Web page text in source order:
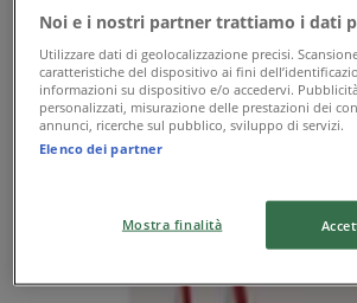
Prezzi Bollenti
Scade il 19/08
Nuovo
Carrefour Market
Noi e i nostri partner trattiamo i dati
Utilizzare dati di geolocalizzazione precisi.
caratteristiche del dispositivo ai fini
informazioni su dispositivo e/o accedervi.
personalizzati, misurazione delle prestazioni dei
annunci, ricerche sul pubblico, sviluppo di servizi.
Elenco dei partner
Mostra finalità